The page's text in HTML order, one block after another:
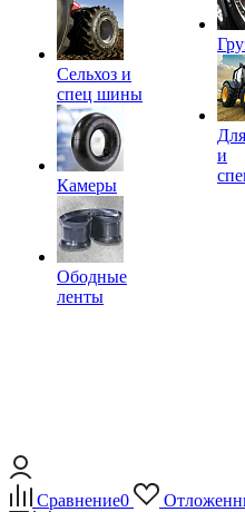
Сельхоз и
спец шины
Камеры
Ободные
ленты
и
Сравнение0